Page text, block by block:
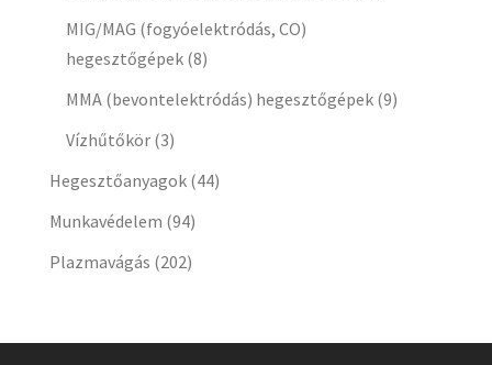
MIG/MAG (fogyóelektródás, CO)
hegesztőgépek (8)
MMA (bevontelektródás) hegesztőgépek (9)
Vízhűtőkör (3)
Hegesztőanyagok (44)
Munkavédelem (94)
Plazmavágás (202)